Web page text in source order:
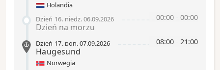
Holandia
00:00 00:00
Dzień 16. niedz.06.09.2026
Dzień na morzu
08:00 21:00
Dzień 17. pon.07.09.2026
Haugesund
Norwegia